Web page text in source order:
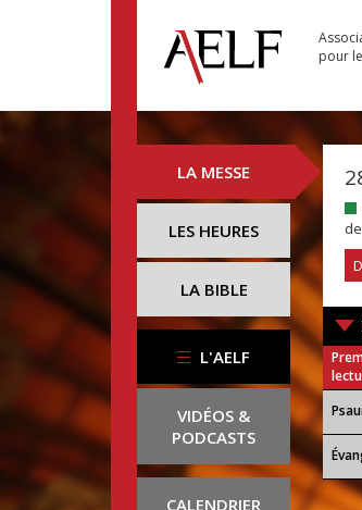
pour
LA MESSE
LES HEURES
LA BIBLE
L'AELF
VIDÉOS &
PODCASTS
CALENDRIER